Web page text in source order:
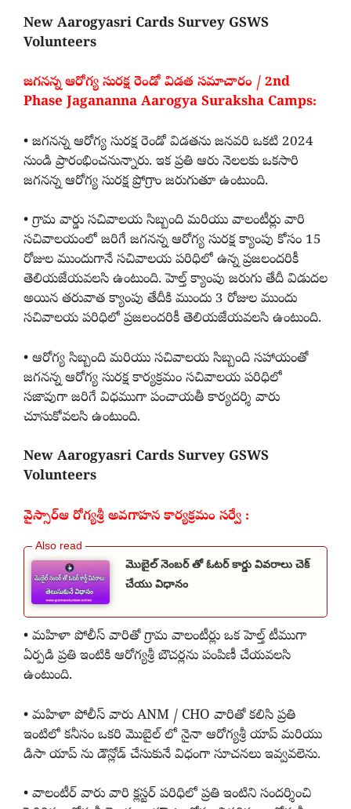
New Aarogyasri Cards Survey GSWS
Volunteers
జగనన్న ఆరోగ్య సురక్ష రెండో విడత సమాచారం / 2nd
Phase Jagananna Aarogya Suraksha Camps:
• జగనన్న ఆరోగ్య సురక్ష రెండో విడతను జనవరి ఒకటి 2024
నుండి ప్రారంభించనున్నారు. ఇక ప్రతి ఆరు నెలలకు ఒకసారి
జగనన్న ఆరోగ్య సురక్ష ప్రోగ్రాం జరుగుతూ ఉంటుంది.
• గ్రామ వార్డు సచివాలయ సిబ్బంది మరియు వాలంటీర్లు వారి
సచివాలయంలో జరిగే జగనన్న ఆరోగ్య సురక్ష క్యాంపు కోసం 15
రోజుల ముందుగానే సచివాలయ పరిధిలో ఉన్న ప్రజలందరికీ
తెలియజేయవలసి ఉంటుంది. హెల్త్ క్యాంపు జరుగు తేదీ విడుదల
అయిన తరువాత క్యాంపు తేదీకి ముందు 3 రోజుల ముందు
సచివాలయ పరిధిలో ప్రజలందరికీ తెలియజేయవలసి ఉంటుంది.
• ఆరోగ్య సిబ్బంది మరియు సచివాలయ సిబ్బంది సహాయంతో
జగనన్న ఆరోగ్య సురక్ష కార్యక్రమం సచివాలయ పరిధిలో
సజావుగా జరిగే విధముగా పంచాయతీ కార్యదర్శి వారు
చూసుకోవలసి ఉంటుంది.
New Aarogyasri Cards Survey GSWS
Volunteers
వైస్సార్ఆ రోగ్యశ్రీ అవగాహన కార్యక్రమం సర్వే :
మొబైల్ నెంబర్ తో ఓటర్ కార్డు వివరాలు చెక్
చేయు విధానం
• మహిళా పోలీస్ వారితో గ్రామ వాలంటీర్లు ఒక హెల్త్ టీముగా
ఏర్పడి ప్రతి ఇంటికి ఆరోగ్యశ్రీ బౌచర్లను పంపిణీ చేయవలసి
ఉంటుంది.
• మహిళా పోలీస్ వారు ANM / CHO వారితో కలిసి ప్రతి
ఇంటిలో కనీసం ఒకరి మొబైల్ లో నైనా ఆరోగ్యశ్రీ యాప్ మరియు
డిసా యాప్ ను డౌన్లోడ్ చేసుకునే విధంగా సూచనలు ఇవ్వవలెను.
• వాలంటీర్ వారు వారి క్లస్టర్ పరిధిలో ప్రతి ఇంటిని సందర్శించి